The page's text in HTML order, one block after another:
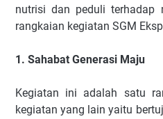
nutrisi dan peduli terhadap
rangkaian kegiatan SGM
1. Sahabat Generasi Maju
Kegiatan ini adalah satu
kegiatan yang lain yaitu